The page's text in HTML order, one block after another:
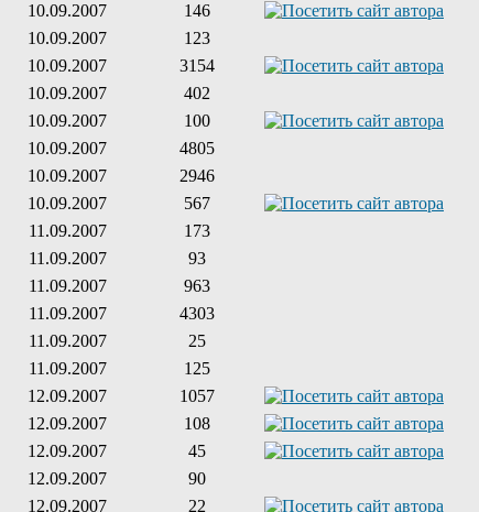
10.09.2007
146
10.09.2007
123
10.09.2007
3154
10.09.2007
402
10.09.2007
100
10.09.2007
4805
10.09.2007
2946
10.09.2007
567
11.09.2007
173
11.09.2007
93
11.09.2007
963
11.09.2007
4303
11.09.2007
25
11.09.2007
125
12.09.2007
1057
12.09.2007
108
12.09.2007
45
12.09.2007
90
12.09.2007 22